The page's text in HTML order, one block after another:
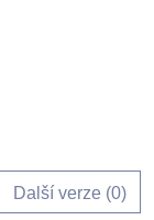
Další verze (0)